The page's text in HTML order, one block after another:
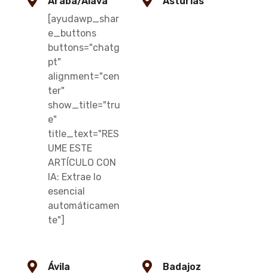
[ayudawp_shar
e_buttons
buttons="chatg
pt"
alignment="cen
ter"
show_title="tru
e"
title_text="RES
UME ESTE
ARTÍCULO CON
IA: Extrae lo
esencial
automáticamen
te"]
Ávila Badajoz